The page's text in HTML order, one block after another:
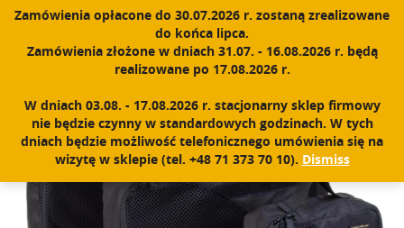
l
n
i
g
a
t
o
n
Zamówienia opłacone do 30.07.2026 r. zostaną zrealizowane
do końca lipca.
Zamówienia złożone w dniach 31.07. - 16.08.2026 r. będą
realizowane po 17.08.2026 r.
W dniach 03.08. - 17.08.2026 r. stacjonarny sklep firmowy
nie będzie czynny w standardowych godzinach. W tych
dniach będzie możliwość telefonicznego umówienia się na
wizytę w sklepie (tel. +48 71 373 70 10). Dismiss